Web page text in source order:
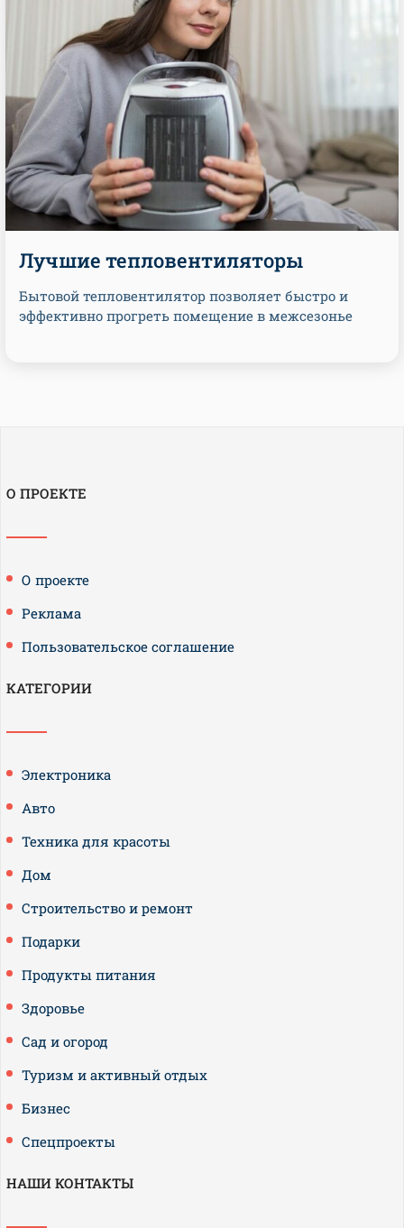
Лучшие тепловентиляторы
Бытовой тепловентилятор позволяет быстро и
эффективно прогреть помещение в межсезонье
О ПРОЕКТЕ
О проекте
Реклама
Пользовательское соглашение
КАТЕГОРИИ
Электроника
Авто
Техника для красоты
Дом
Строительство и ремонт
Подарки
Продукты питания
Здоровье
Сад и огород
Туризм и активный отдых
Бизнес
Спецпроекты
НАШИ КОНТАКТЫ